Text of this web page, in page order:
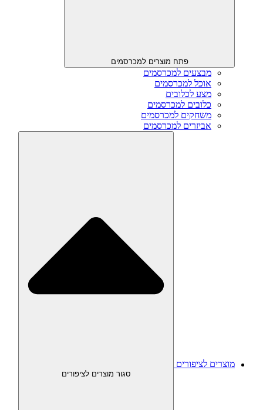
פתח מוצרים למכרסמים
מבצעים למכרסמים
אוכל למכרסמים
מצע לכלובים
כלובים למכרסמים
משחקים למכרסמים
אביזרים למכרסמים
מוצרים לציפורים
סגור מוצרים לציפורים